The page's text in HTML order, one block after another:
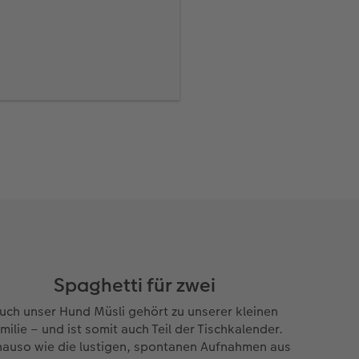
die sich genau in
dafür von Ihrem
und in der
Spaghetti für zwei
unser Hund Müsli gehört zu unserer kleinen
– und ist somit auch Teil der Tischkalender.
wie die lustigen, spontanen Aufnahmen aus